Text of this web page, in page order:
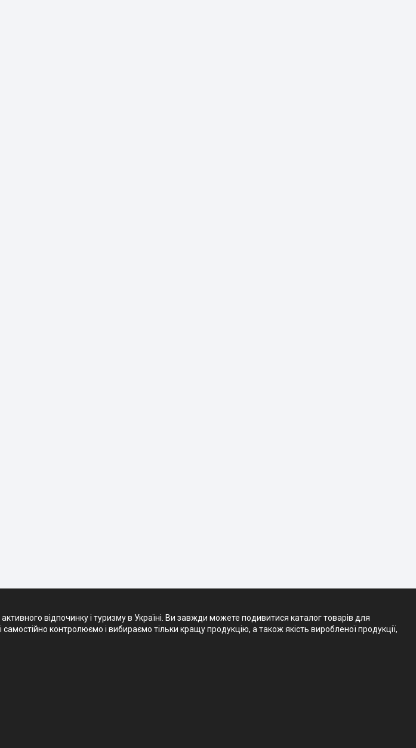
відпочинку і туризму в Україні. Ви завжди можете подивитися каталог товарів для
контролюємо і вибираємо тільки кращу продукцію, а також якість виробленої продукції,